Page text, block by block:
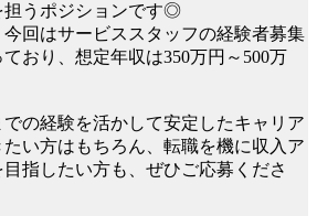
担うポジションです◎
今回はサービススタッフの経験者募集
ており、想定年収は350万円～500万
での経験を活かして安定したキャリア
たい方はもちろん、転職を機に収入ア
目指したい方も、ぜひご応募くださ